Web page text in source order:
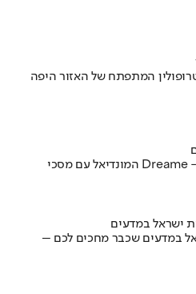
המתפתח של האזור היפה
ישראל במדעים
במדעים שכבר מחכים לכם –